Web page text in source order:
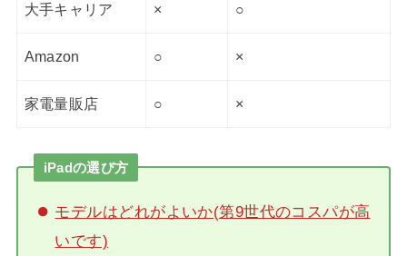
大手キャリア × ○
Amazon ○ ×
家電量販店 ○ ×
iPadの選び方
モデルはどれがよいか(第9世代のコスパが高
いです)